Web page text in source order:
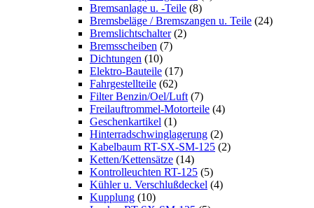
Bremsanlage u. -Teile (8)
Bremsbeläge / Bremszangen u. Teile (24)
Bremslichtschalter (2)
Bremsscheiben (7)
Dichtungen (10)
Elektro-Bauteile (17)
Fahrgestellteile (62)
Filter Benzin/Oel/Luft (7)
Freilauftrommel-Motorteile (4)
Geschenkartikel (1)
Hinterradschwinglagerung (2)
Kabelbaum RT-SX-SM-125 (2)
Ketten/Kettensätze (14)
Kontrolleuchten RT-125 (5)
Kühler u. Verschlußdeckel (4)
Kupplung (10)